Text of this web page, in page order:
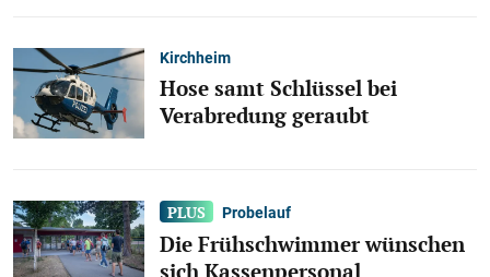
Kirchheim
Hose samt Schlüssel bei
Verabredung geraubt
Probelauf
Die Frühschwimmer wünschen